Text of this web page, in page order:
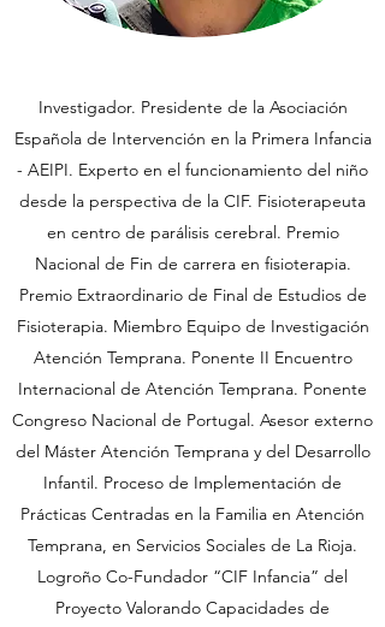
Investigador. Presidente de la Asociación
Española de Intervención en la Primera Infancia
- AEIPI. Experto en el funcionamiento del niño
desde la perspectiva de la CIF. Fisioterapeuta
en centro de parálisis cerebral. Premio
Nacional de Fin de carrera en fisioterapia.
Premio Extraordinario de Final de Estudios de
Fisioterapia. Miembro Equipo de Investigación
Atención Temprana. Ponente II Encuentro
Internacional de Atención Temprana. Ponente
Congreso Nacional de Portugal. Asesor externo
del Máster Atención Temprana y del Desarrollo
Infantil. Proceso de Implementación de
Prácticas Centradas en la Familia en Atención
Temprana, en Servicios Sociales de La Rioja.
Logroño Co-Fundador “CIF Infancia” del
Proyecto Valorando Capacidades de